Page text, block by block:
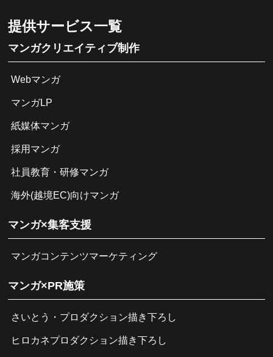
提供サービス一覧
マンガクリエイティブ制作
Webマンガ
マンガLP
紙媒体マンガ
採用マンガ
社員教育・研修マンガ
海外(越境EC)向けマンガ
マンガ×集客支援
マンガコンテンツマーケティング
マンガ×PR施策
さいとう・プロダクション描き下ろし
ヒロカネプロダクション描き下ろし